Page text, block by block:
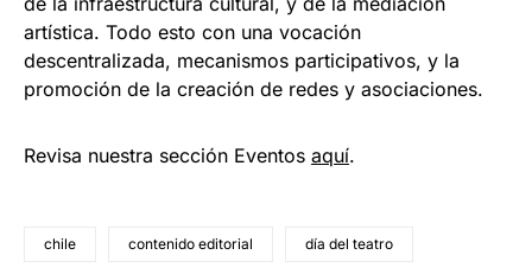
artística. Todo esto con una vocación
descentralizada, mecanismos participativos, y la
promoción de la creación de redes y asociaciones.
Revisa nuestra sección Eventos aquí.
chile contenido editorial día del teatro